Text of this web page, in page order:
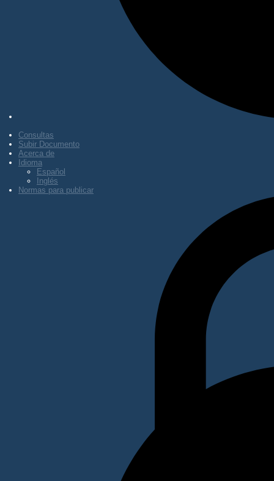
Consultas
Subir Documento
Acerca de
Idioma
Español
Inglés
Normas para publicar